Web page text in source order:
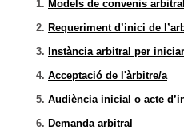
Models de convenis
Requeriment d’inici de
Instància arbitral per
Acceptació de l'àrbitre/a
Audiència inicial o acte
Demanda arbitral